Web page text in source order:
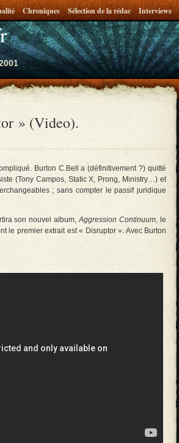
Chroniques Sélection de la rédac Interviews
» (Video).
Burton C.Bell a (définitivement ?) quitté
(Tony Campos, Static X, Prong, Ministry…) et
; sans compter le passif juridique
son nouvel album,Aggression Continuum, le
le premier extrait est « Disruptor ». Avec Burton